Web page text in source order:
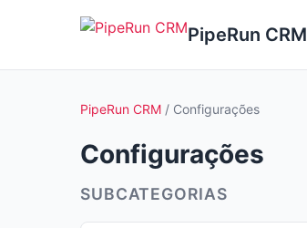
PipeRun CRM
PipeRun CRM / Configurações
Configurações
SUBCATEGORIAS